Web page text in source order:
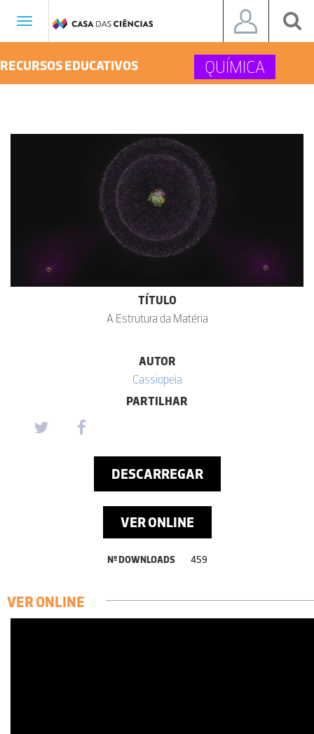
Toggle
RECURSOS EDUCATIVOS QUÍMICA
TÍTULO
A Estrutura da Matéria
AUTOR
Cassiopeia
PARTILHAR
DESCARREGAR
VER ONLINE
Nº DOWNLOADS 459
VER ONLINE